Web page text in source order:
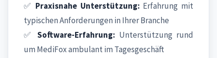
✅ Praxisnahe Unterstützung: Erfahrung mit
typischen Anforderungen in Ihrer Branche
✅ Software-Erfahrung: Unterstützung rund
um MediFox ambulant im Tagesgeschäft